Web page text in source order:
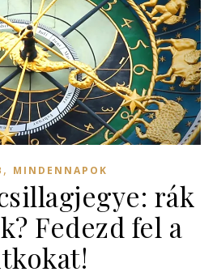
, MINDENNAPOK
rák
Fedezd fel a